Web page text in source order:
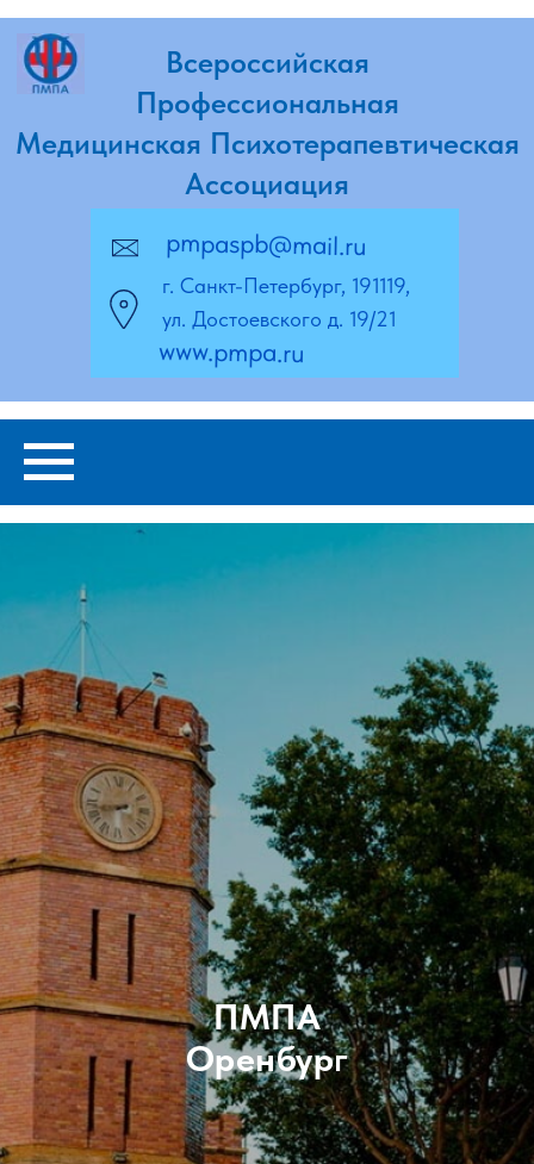
Профессиональная
Медицинская Психотерапевтическая
Ассоциация
www.pmpa.ru
pmpaspb@mail.ru
г. Санкт-Петербург, 191119,
ПМПА
Оренбург